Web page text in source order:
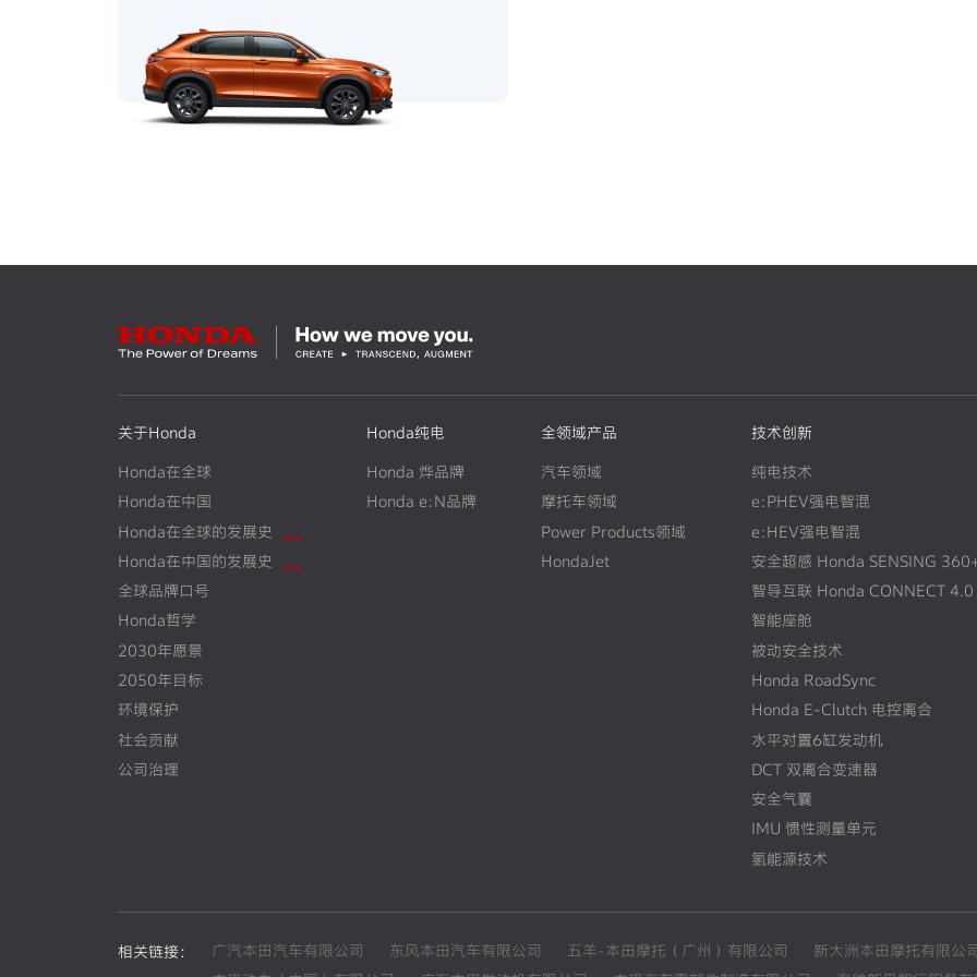
关于Honda
Honda在全球
Honda在中国
Honda在全球的发展史
Honda在中国的发展史
全球品牌口号
Honda哲学
2030年愿景
2050年目标
环境保护
社会贡献
公司治理
Honda纯电
Honda 烨品牌
Honda e:N品牌
全领域产品
汽车领域
摩托车领域
Power Products领域
HondaJet
技术创新
纯电技术
e:PHEV强电智混
e:HEV强电智混
安全超感 Honda SENSING
智导互联 Honda CONNECT 4.0
智能座舱
被动安全技术
Honda RoadSync
Honda E-Clutch 电控离合
水平对置6缸发动机
DCT 双离合变速器
安全气囊
IMU 惯性测量单元
氢能源技术
相关链接： 广汽本田汽车有限公司 东风本田汽车有限公司 五羊-本田摩托（广州）有限公司
新大洲本田摩托有限公